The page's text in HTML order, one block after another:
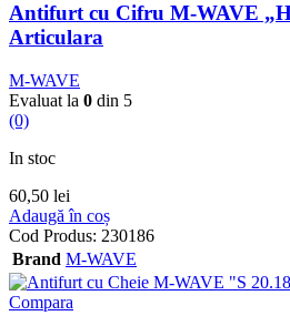
Antifurt cu Cifru M-WAVE
Articulara
M-WAVE
Evaluat la 0 din 5
(0)
In stoc
60,50 lei
Adaugă în coș
Cod Produs: 230186
Brand M-WAVE
Compara